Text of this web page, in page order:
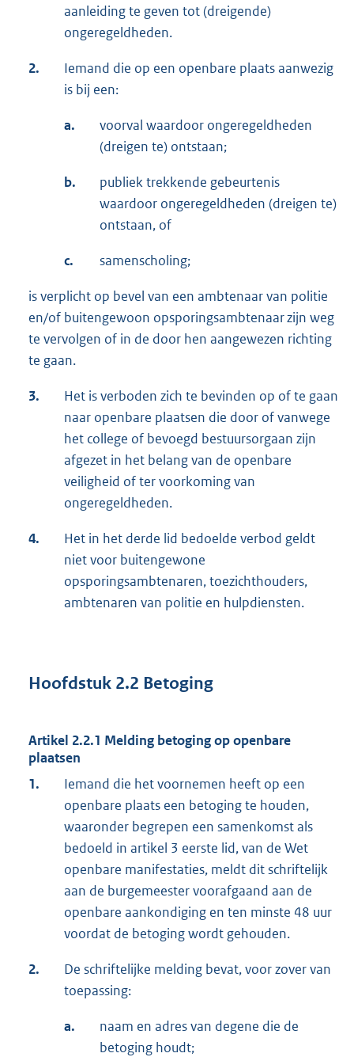
aanleiding te geven tot (dreigende)
ongeregeldheden.
2.
Iemand die op een openbare plaats aanwezig
is bij een:
a.
voorval waardoor ongeregeldheden
(dreigen te) ontstaan;
b.
publiek trekkende gebeurtenis
waardoor ongeregeldheden (dreigen te)
ontstaan, of
c. samenscholing;
is verplicht op bevel van een ambtenaar van politie
en/of buitengewoon opsporingsambtenaar zijn weg
te vervolgen of in de door hen aangewezen richting
te gaan.
3.
Het is verboden zich te bevinden op of te gaan
naar openbare plaatsen die door of vanwege
het college of bevoegd bestuursorgaan zijn
afgezet in het belang van de openbare
veiligheid of ter voorkoming van
ongeregeldheden.
4.
Het in het derde lid bedoelde verbod geldt
niet voor buitengewone
opsporingsambtenaren, toezichthouders,
ambtenaren van politie en hulpdiensten.
Hoofdstuk 2.2 Betoging
Artikel 2.2.1 Melding betoging op openbare
plaatsen
1.
Iemand die het voornemen heeft op een
openbare plaats een betoging te houden,
waaronder begrepen een samenkomst als
bedoeld in artikel 3 eerste lid, van de Wet
openbare manifestaties, meldt dit schriftelijk
aan de burgemeester voorafgaand aan de
openbare aankondiging en ten minste 48 uur
voordat de betoging wordt gehouden.
2.
De schriftelijke melding bevat, voor zover van
toepassing:
a.
naam en adres van degene die de
betoging houdt;